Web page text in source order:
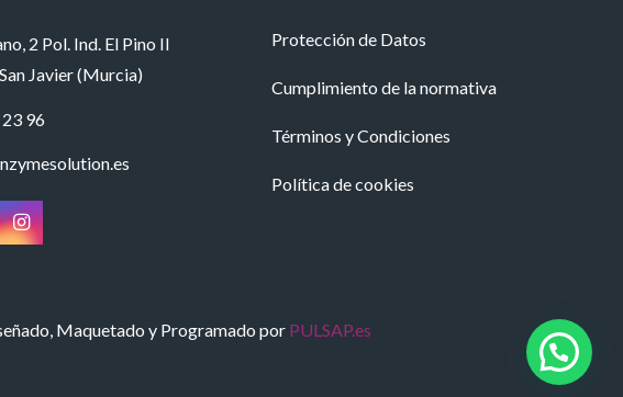
2 Pol. Ind. El Pino II
Javier (Murcia)
96
Protección de Datos
Cumplimiento de la normativa
Términos y Condiciones
Política de cookies
Maquetado y Programado por PULSAP.es